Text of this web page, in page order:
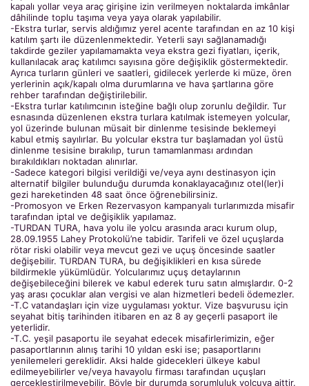
kapalı yollar veya araç girişine izin verilmeyen noktalarda imkânlar
dâhilinde toplu taşıma veya yaya olarak yapılabilir.
-Ekstra turlar, servis aldığımız yerel acente tarafından en az 10 kişi
katılım şartı ile düzenlenmektedir. Yeterli sayı sağlanamadığı
takdirde geziler yapılamamakta veya ekstra gezi fiyatları, içerik,
kullanılacak araç katılımcı sayısına göre değişiklik göstermektedir.
Ayrıca turların günleri ve saatleri, gidilecek yerlerde ki müze, ören
yerlerinin açık/kapalı olma durumlarına ve hava şartlarına göre
rehber tarafından değiştirilebilir.
-Ekstra turlar katılımcının isteğine bağlı olup zorunlu değildir. Tur
esnasında düzenlenen ekstra turlara katılmak istemeyen yolcular,
yol üzerinde bulunan müsait bir dinlenme tesisinde beklemeyi
kabul etmiş sayılırlar. Bu yolcular ekstra tur başlamadan yol üstü
dinlenme tesisine bırakılıp, turun tamamlanması ardından
bırakıldıkları noktadan alınırlar.
-Sadece kategori bilgisi verildiği ve/veya aynı destinasyon için
alternatif bilgiler bulunduğu durumda konaklayacağınız otel(ler)i
gezi hareketinden 48 saat önce öğrenebilirsiniz.
-Promosyon ve Erken Rezervasyon kampanyalı turlarımızda misafir
tarafından iptal ve değişiklik yapılamaz.
-TURDAN TURA, hava yolu ile yolcu arasında aracı kurum olup,
28.09.1955 Lahey Protokolü’ne tabidir. Tarifeli ve özel uçuşlarda
rötar riski olabilir veya mevcut gezi ve uçuş öncesinde saatler
değişebilir. TURDAN TURA, bu değişiklikleri en kısa sürede
bildirmekle yükümlüdür. Yolcularımız uçuş detaylarının
değişebileceğini bilerek ve kabul ederek turu satın almışlardır. 0-2
yaş arası çocuklar alan vergisi ve alan hizmetleri bedeli ödemezler.
-T.C vatandaşları için vize uygulaması yoktur. Vize başvurusu için
seyahat bitiş tarihinden itibaren en az 8 ay geçerli pasaport ile
yeterlidir.
-T.C. yeşil pasaportu ile seyahat edecek misafirlerimizin, eğer
pasaportlarının alınış tarihi 10 yıldan eski ise; pasaportlarını
yenilemeleri gereklidir. Aksi halde gidecekleri ülkeye kabul
edilmeyebilirler ve/veya havayolu firması tarafından uçuşları
gerçekleştirilmeyebilir. Böyle bir durumda sorumluluk yolcuya aittir.